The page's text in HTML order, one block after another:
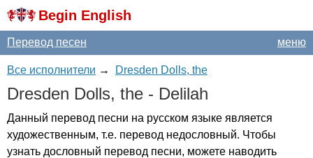
Begin English
меню
Перевод песен
Все исполнители → Dresden Dolls, the
Dresden Dolls, the - Delilah
Данный перевод песни на русском языке является
художественным, т.е. перевод недословный. Чтобы
узнать дословный перевод песни, можете наводить